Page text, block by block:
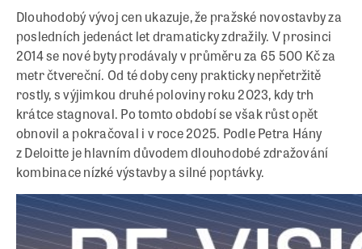
Dlouhodobý vývoj cen ukazuje, že pražské novostavby za
posledních jedenáct let dramaticky zdražily. V prosinci
2014 se nové byty prodávaly v průměru za 65 500 Kč za
metr čtvereční. Od té doby ceny prakticky nepřetržitě
rostly, s výjimkou druhé poloviny roku 2023, kdy trh
krátce stagnoval. Po tomto období se však růst opět
obnovil a pokračoval i v roce 2025. Podle Petra Hány
z Deloitte je hlavním důvodem dlouhodobé zdražování
kombinace nízké výstavby a silné poptávky.